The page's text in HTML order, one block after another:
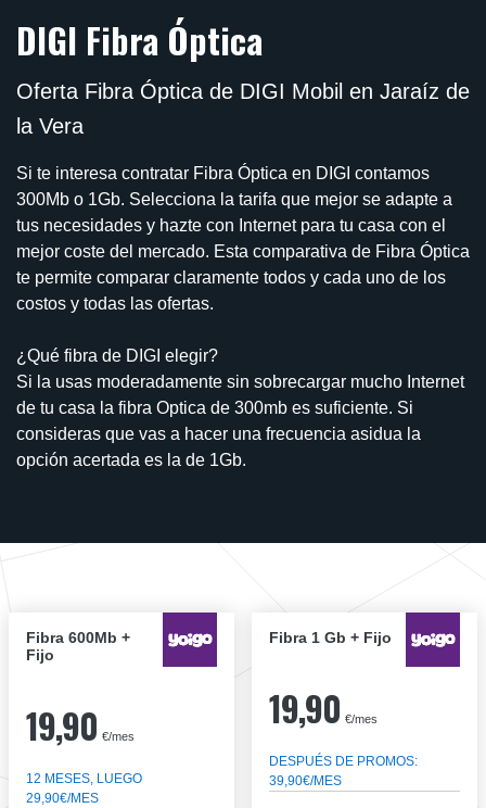
DIGI Fibra Óptica
Oferta Fibra Óptica de DIGI Mobil en Jaraíz de
la Vera
Si te interesa contratar Fibra Óptica en DIGI contamos
300Mb o 1Gb. Selecciona la tarifa que mejor se adapte a
tus necesidades y hazte con Internet para tu casa con el
mejor coste del mercado. Esta comparativa de Fibra Óptica
te permite comparar claramente todos y cada uno de los
costos y todas las ofertas.
¿Qué fibra de DIGI elegir?
Si la usas moderadamente sin sobrecargar mucho Internet
de tu casa la fibra Optica de 300mb es suficiente. Si
consideras que vas a hacer una frecuencia asidua la
opción acertada es la de 1Gb.
Fibra 600Mb +
Fijo
19,90 €/mes
12 MESES, LUEGO
29,90€/MES
Fibra 1 Gb + Fijo
19,90 €/mes
DESPUÉS DE PROMOS:
39,90€/MES